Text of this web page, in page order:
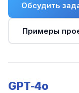
Обсудить
Примеры
GPT-4o